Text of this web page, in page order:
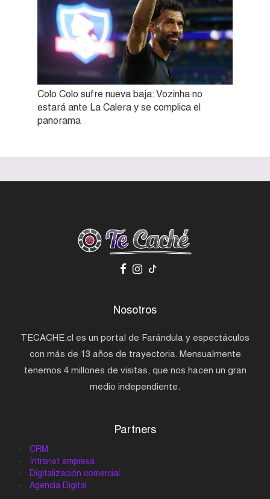
Colo Colo sufre nueva baja: Vozinha no
estará ante La Calera y se complica el
panorama
Nosotros
TECACHE.cl es un portal de Farándula y espectáculos
con más de 13 años de trayectoria. Mensualmente
tenemos 4 millones de visitas, que nos hacen un gran
medio independiente.
Partners
CRM
Intranet empresa
Digitalización comercial
Agencia Digital